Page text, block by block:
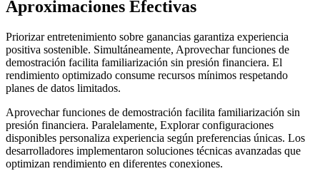
Aproximaciones Efectivas
Priorizar entretenimiento sobre ganancias garantiza experiencia
positiva sostenible. Simultáneamente, Aprovechar funciones de
demostración facilita familiarización sin presión financiera. El
rendimiento optimizado consume recursos mínimos respetando
planes de datos limitados.
Aprovechar funciones de demostración facilita familiarización sin
presión financiera. Paralelamente, Explorar configuraciones
disponibles personaliza experiencia según preferencias únicas. Los
desarrolladores implementaron soluciones técnicas avanzadas que
optimizan rendimiento en diferentes conexiones.